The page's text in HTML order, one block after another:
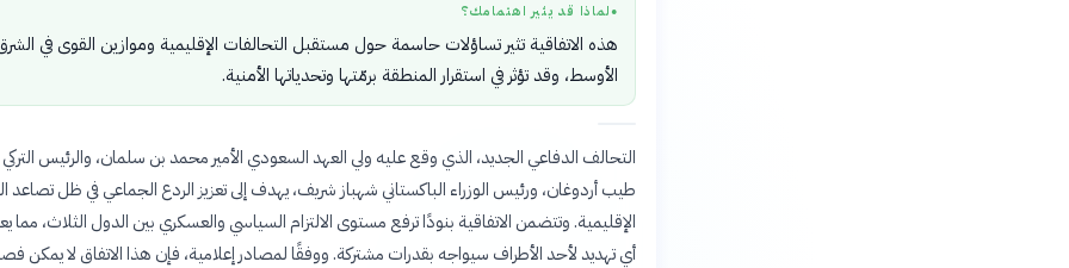
● لماذا قد يثير اهتمامك؟
هذه الاتفاقية تثير تساؤلات حاسمة حول مستقبل التحالفات الإقليمية وموازين القوى في
الأوسط، وقد تؤثر في استقرار المنطقة برمّتها وتحدياتها الأمنية.
التحالف الدفاعي الجديد، الذي وقع عليه ولي العهد السعودي الأمير محمد بن سلمان، والرئيس
طيب أردوغان، ورئيس الوزراء الباكستاني شهباز شريف، يهدف إلى تعزيز الردع الجماعي في ظل تصاعد
الإقليمية. وتتضمن الاتفاقية بنودًا ترفع مستوى الالتزام السياسي والعسكري بين الدول الثلاث، مما
أي تهديد لأحد الأطراف سيواجه بقدرات مشتركة. ووفقًا لمصادر إعلامية، فإن هذا الاتفاق لا يمكن